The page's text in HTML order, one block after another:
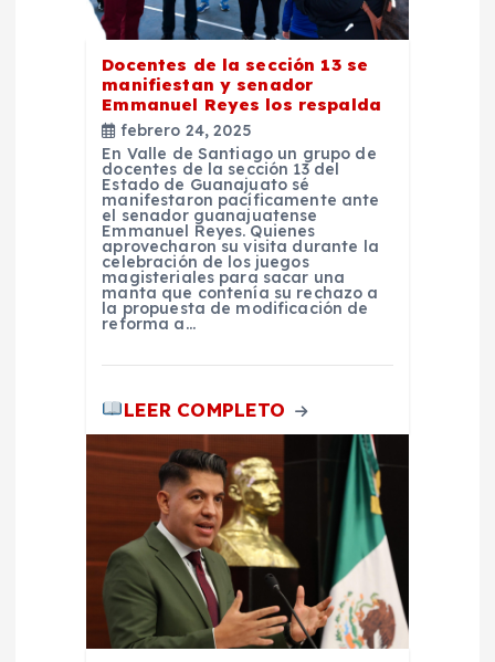
Docentes de la sección 13 se
manifiestan y senador
Emmanuel Reyes los respalda
febrero 24, 2025
En Valle de Santiago un grupo de
docentes de la sección 13 del
Estado de Guanajuato sé
manifestaron pacíficamente ante
el senador guanajuatense
Emmanuel Reyes. Quienes
aprovecharon su visita durante la
celebración de los juegos
magisteriales para sacar una
manta que contenía su rechazo a
la propuesta de modificación de
reforma a…
LEER COMPLETO